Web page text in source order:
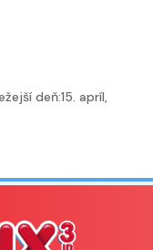
deň:15. apríl,